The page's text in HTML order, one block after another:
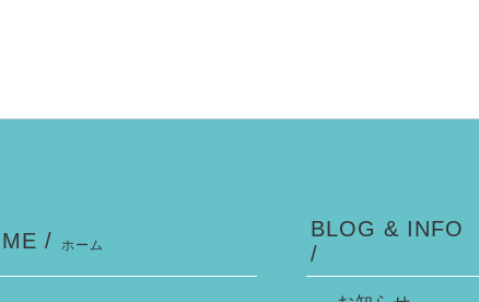
/ ホーム
BLOG & INFO
/